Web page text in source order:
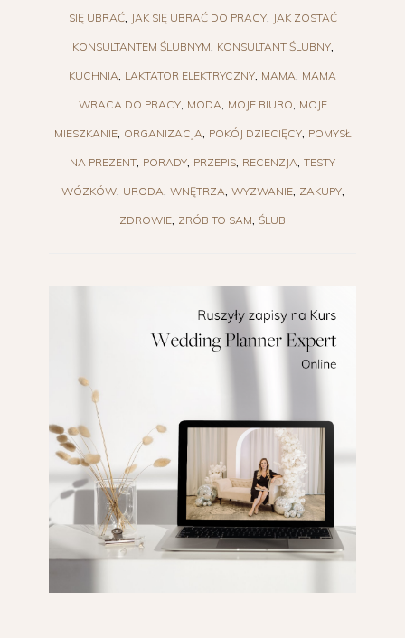
SIĘ UBRAĆ JAK SIĘ UBRAĆ DO PRACY JAK ZOSTAĆ
KONSULTANTEM ŚLUBNYM KONSULTANT ŚLUBNY
KUCHNIA LAKTATOR ELEKTRYCZNY MAMA MAMA
WRACA DO PRACY MODA MOJE BIURO MOJE
MIESZKANIE ORGANIZACJA POKÓJ DZIECIĘCY POMYSŁ
NA PREZENT PORADY PRZEPIS RECENZJA TESTY
WÓZKÓW URODA WNĘTRZA WYZWANIE ZAKUPY
ZDROWIE ZRÓB TO SAM ŚLUB